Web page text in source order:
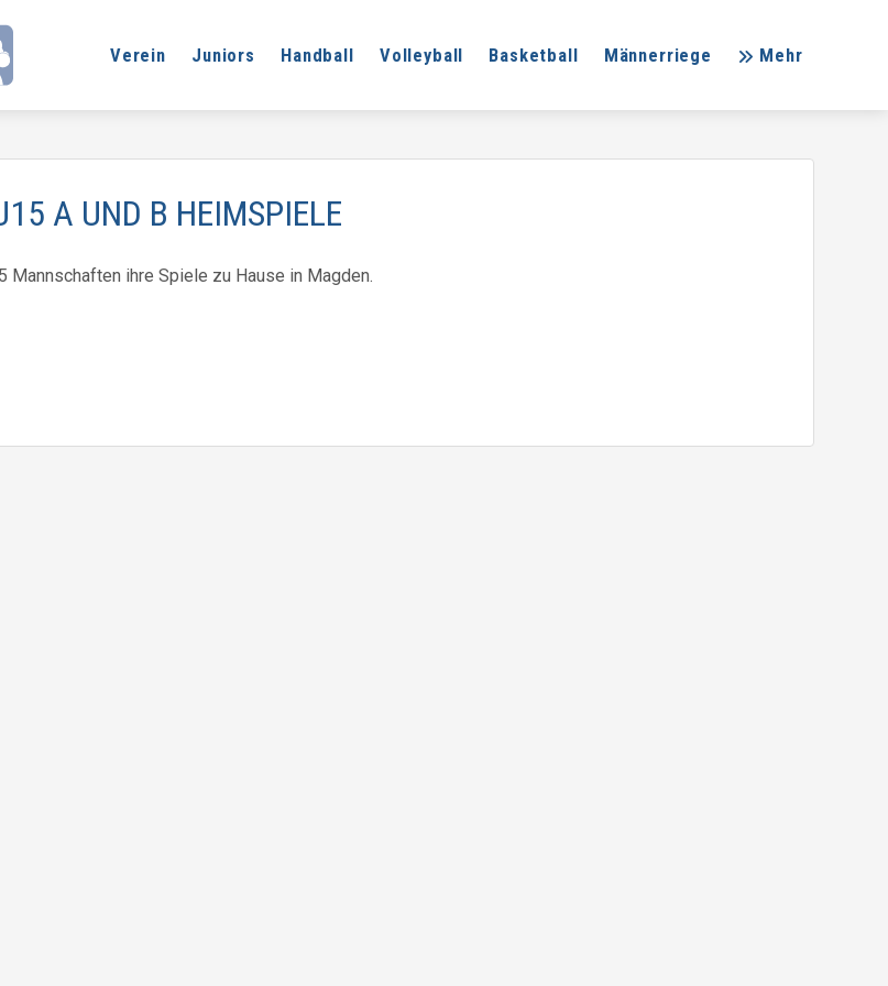
Verein Juniors Handball Volleyball Basketball Männerriege Mehr
A UND B HEIMSPIELE
Mannschaften ihre Spiele zu Hause in Magden.